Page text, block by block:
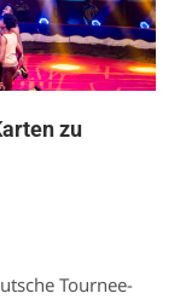
zu
Tournee-